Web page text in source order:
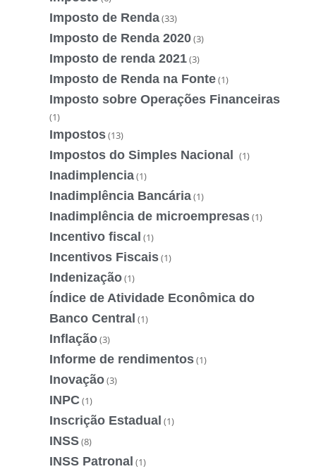
Imposto de Renda(33)
Imposto de Renda 2020(3)
Imposto de renda 2021(3)
Imposto de Renda na Fonte(1)
Imposto sobre Operações Financeiras
(1)
Impostos(13)
Impostos do Simples Nacional (1)
Inadimplencia(1)
Inadimplência Bancária(1)
Inadimplência de microempresas(1)
Incentivo fiscal (1)
Incentivos Fiscais(1)
Indenização(1)
Índice de Atividade Econômica do
Banco Central (1)
Inflação(3)
Informe de rendimentos(1)
Inovação(3)
INPC(1)
Inscrição Estadual (1)
INSS(8)
INSS Patronal (1)